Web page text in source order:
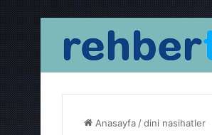
Anasayfa /dini nasihatler